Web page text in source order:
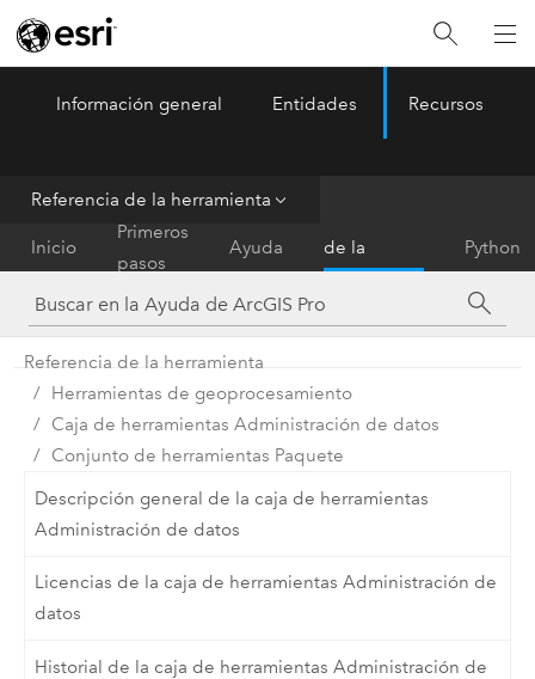
ArcGIS Pro Menu
Información general Entidades Recursos
Referencia de la herramienta
Inicio
Primeros
pasos
Ayuda
de la
herramienta
Python
Referencia de la herramienta
Herramientas de geoprocesamiento
Caja de herramientas Administración de datos
Conjunto de herramientas Paquete
Descripción general de la caja de herramientas
Administración de datos
Licencias de la caja de herramientas Administración de
datos
Historial de la caja de herramientas Administración de